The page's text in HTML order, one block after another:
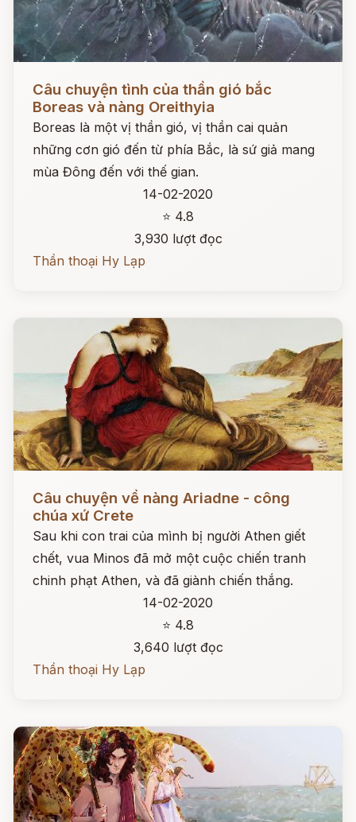
Câu chuyện tình của thần gió bắc
Boreas và nàng Oreithyia
Boreas là một vị thần gió, vị thần cai quản
những cơn gió đến từ phía Bắc, là sứ giả mang
mùa Đông đến với thế gian.
14-02-2020
⭐ 4.8
3,930 lượt đọc
Thần thoại Hy Lạp
Câu chuyện về nàng Ariadne - công
chúa xứ Crete
Sau khi con trai của mình bị người Athen giết
chết, vua Minos đã mở một cuộc chiến tranh
chinh phạt Athen, và đã giành chiến thắng.
14-02-2020
⭐ 4.8
3,640 lượt đọc
Thần thoại Hy Lạp